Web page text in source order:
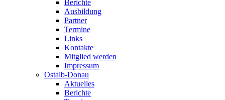
Berichte
Ausbildung
Partner
Termine
Links
Kontakte
Mitglied werden
Impressum
Ostalb-Donau
Aktuelles
Berichte